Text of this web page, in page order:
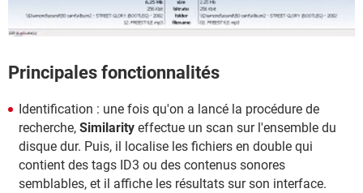
Principales fonctionnalités
Identification : une fois qu'on a lancé la procédure de
recherche, Similarity effectue un scan sur l'ensemble du
disque dur. Puis, il localise les fichiers en double qui
contient des tags ID3 ou des contenus sonores
semblables, et il affiche les résultats sur son interface.